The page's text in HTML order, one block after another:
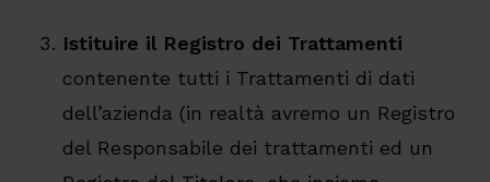
Istituire il Registro dei Trattamenti
contenente tutti i Trattamenti di dati
dell’azienda (in realtà avremo un Registro
del Responsabile dei trattamenti ed un